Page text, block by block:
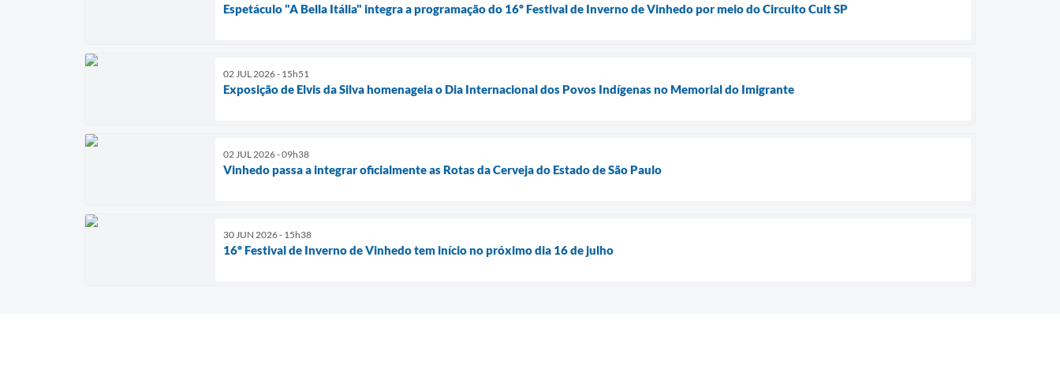
Espetáculo "A Bella Itália" integra a programação do 16º Festival de Inverno de Vinhedo por meio do Circuito Cult SP
02 JUL 2026 - 15h51
Exposição de Elvis da Silva homenageia o Dia Internacional dos Povos Indígenas no Memorial do Imigrante
02 JUL 2026 - 09h38
Vinhedo passa a integrar oficialmente as Rotas da Cerveja do Estado de São Paulo
30 JUN 2026 - 15h38
16º Festival de Inverno de Vinhedo tem início no próximo dia 16 de julho